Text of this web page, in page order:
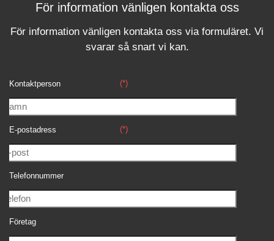
För information vänligen kontakta oss
För information vänligen kontakta oss via formuläret. Vi
svararså snart vi kan.
Kontaktperson (*)
E-postadress (*)
Telefonnummer
Företag